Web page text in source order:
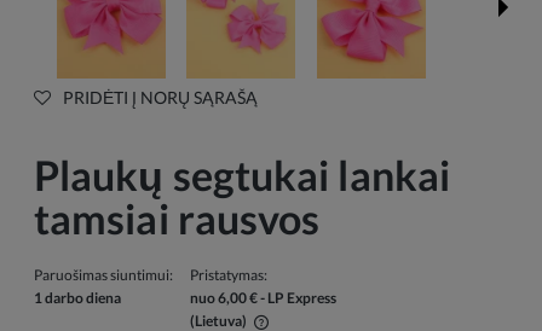
PRIDĖTI Į NORŲ SĄRAŠĄ
Plaukų segtukai lankai
tamsiai rausvos
Paruošimas siuntimui:
1 darbo diena
Pristatymas:
nuo 6,00 €- LP Express
(Lietuva)